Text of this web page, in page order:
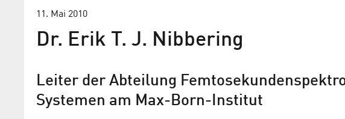
11. Mai 2010
Dr. Erik T. J. Nibbering
Leiter der Abteilung
Systemen am Max-Born-Institut